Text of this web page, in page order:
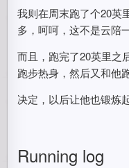
我则在周末跑了个20英
多，呵呵，这不是云
而且，跑完了20英里之
跑步热身，然后又和他
决定，以后让他也锻炼起
Running log